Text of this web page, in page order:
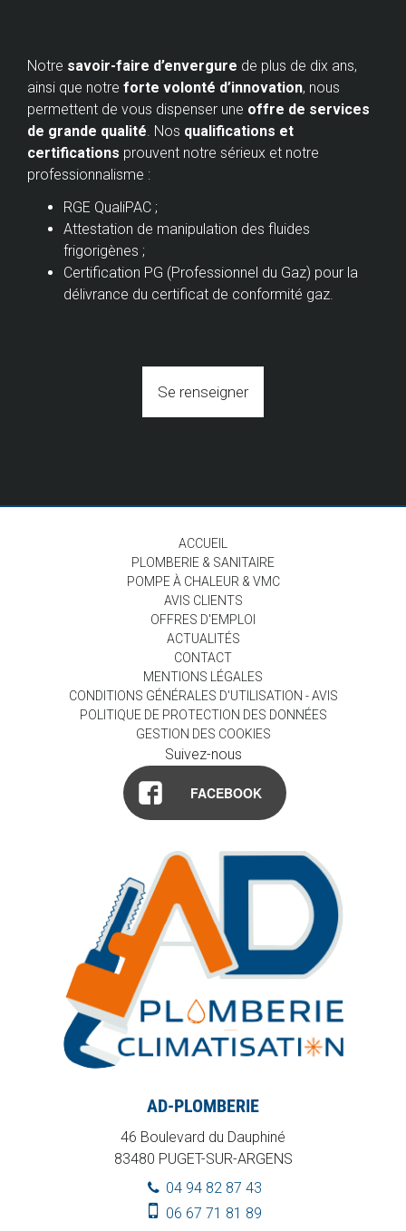
Notre savoir-faire d’envergure de plus de dix ans,
ainsi que notre forte volonté d’innovation, nous
permettent de vous dispenser une offre de services
de grande qualité. Nos qualifications et
certifications prouvent notre sérieux et notre
professionnalisme :
RGE QualiPAC ;
Attestation de manipulation des fluides
frigorigènes ;
Certification PG (Professionnel du Gaz) pour la
délivrance du certificat de conformité gaz.
Se renseigner
ACCUEIL
PLOMBERIE & SANITAIRE
POMPE À CHALEUR & VMC
AVIS CLIENTS
OFFRES D'EMPLOI
ACTUALITÉS
CONTACT
MENTIONS LÉGALES
CONDITIONS GÉNÉRALES D'UTILISATION - AVIS
POLITIQUE DE PROTECTION DES DONNÉES
GESTION DES COOKIES
Suivez-nous
FACEBOOK
AD-PLOMBERIE
46 Boulevard du Dauphiné
83480 PUGET-SUR-ARGENS
04 94 82 87 43
06 67 71 81 89